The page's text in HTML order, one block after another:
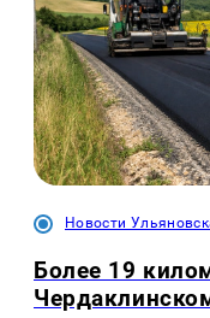
Новости
Более 19